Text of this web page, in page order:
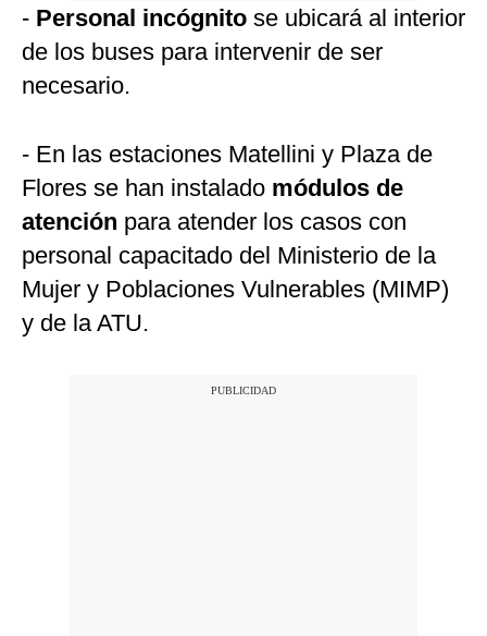
- Personal incógnito se ubicará al interior
de los buses para intervenir de ser
necesario.
- En las estaciones Matellini y Plaza de
Flores se han instalado módulos de
atención para atender los casos con
personal capacitado del Ministerio de la
Mujer y Poblaciones Vulnerables (MIMP)
y de la ATU.